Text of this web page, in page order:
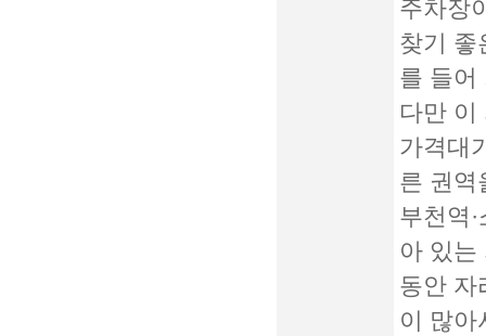
주차장
찾기 좋
를 들어
다만 이
가격대
른 권역
부천역
아 있는
동안 자
이 많아